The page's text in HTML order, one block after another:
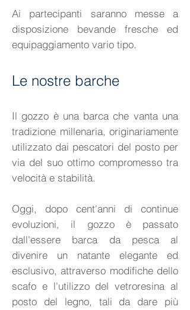
Ai partecipanti saranno messe a
disposizione bevande fresche ed
equipaggiamento vario tipo.
Le nostre barche
Il gozzo è una barca che vanta una
tradizione millenaria, originariamente
utilizzato dai pescatori del posto per
via del suo ottimo compromesso tra
velocità e stabilità.
Oggi, dopo cent'anni di continue
evoluzioni, il gozzo è passato
dall'essere barca da pesca al
divenire un natante elegante ed
esclusivo, attraverso modifiche dello
scafo e l'utilizzo del vetroresina al
posto del legno, tali da dare più